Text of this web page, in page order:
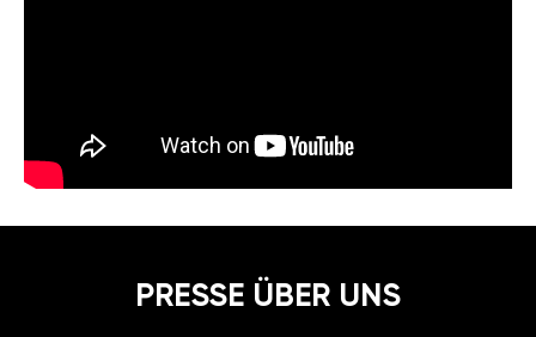
PRESSE ÜBER UNS